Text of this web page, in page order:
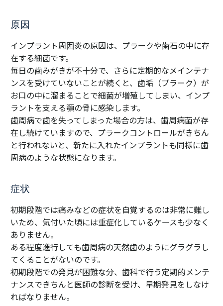
原因
インプラント周囲炎の原因は、プラークや歯石の中に存
在する細菌です。
毎日の歯みがきが不十分で、さらに定期的なメインテナ
ンスを受けていないことが続くと、歯垢（プラーク）が
お口の中に溜まることで細菌が増殖してしまい、インプ
ラントを支える顎の骨に感染します。
歯周病で歯を失ってしまった場合の方は、歯周病菌が存
在し続けていますので、プラークコントロールがきちん
と行われないと、新たに入れたインプラントも同様に歯
周病のような状態になります。
症状
初期段階では痛みなどの症状を自覚するのは非常に難し
いため、気付いた頃には重症化しているケースも少なく
ありません。
ある程度進行しても歯周病の天然歯のようにグラグラし
てくることがないのです。
初期段階での発見が困難な分、歯科で行う定期的メンテ
ナンスできちんと医師の診断を受け、早期発見をしなけ
ればなりません。